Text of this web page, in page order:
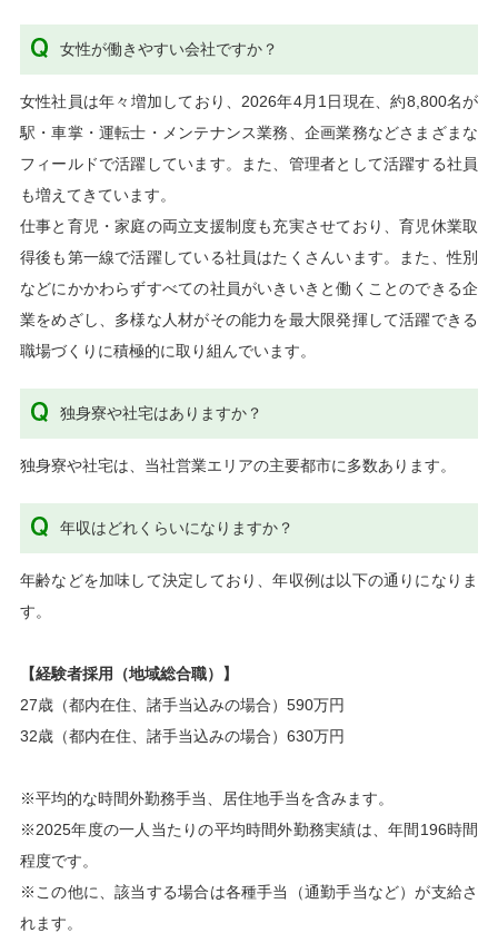
女性が働きやすい会社ですか？
女性社員は年々増加しており、2026年4月1日現在、約8,800名が
駅・車掌・運転士・メンテナンス業務、企画業務などさまざまな
フィールドで活躍しています。また、管理者として活躍する社員
も増えてきています。
仕事と育児・家庭の両立支援制度も充実させており、育児休業取
得後も第一線で活躍している社員はたくさんいます。また、性別
などにかかわらずすべての社員がいきいきと働くことのできる企
業をめざし、多様な人材がその能力を最大限発揮して活躍できる
職場づくりに積極的に取り組んでいます。
独身寮や社宅はありますか？
独身寮や社宅は、当社営業エリアの主要都市に多数あります。
年収はどれくらいになりますか？
年齢などを加味して決定しており、年収例は以下の通りになりま
す。
【経験者採用（地域総合職）】
27歳（都内在住、諸手当込みの場合）590万円
32歳（都内在住、諸手当込みの場合）630万円
※平均的な時間外勤務手当、居住地手当を含みます。
※2025年度の一人当たりの平均時間外勤務実績は、年間196時間
程度です。
※この他に、該当する場合は各種手当（通勤手当など）が支給さ
れます。